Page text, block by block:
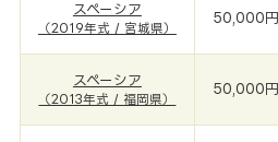
スペーシア
（2019年式 / 宮城県）
50,000円
スペーシア
（2013年式 / 福岡県）
50,000円